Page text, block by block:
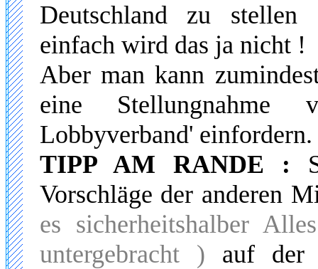
Deutschland zu
einfach wird das ja nicht !
Aber man kann
eine Stellungnahme
Lobbyverband' einfordern.
TIPP AM RANDE :
Vorschläge der anderen
es sicherheitshalber
untergebracht ) auf der